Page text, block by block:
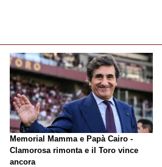
Memorial Mamma e Papà Cairo -
Clamorosa rimonta e il Toro vince
ancora